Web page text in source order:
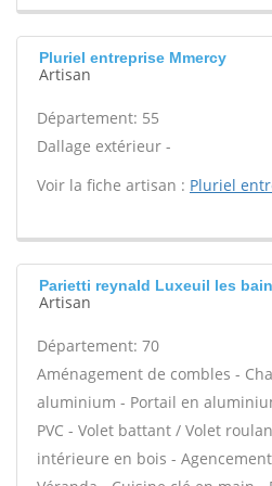
Pluriel entreprise Mmercy
Artisan
Département: 55
Dallage extérieur -
Voir la fiche artisan : Pluriel
Parietti reynald Luxeuil les
Artisan
Département: 70
Aménagement de combles -
aluminium - Portail en
PVC - Volet battant / Volet
intérieure en bois -